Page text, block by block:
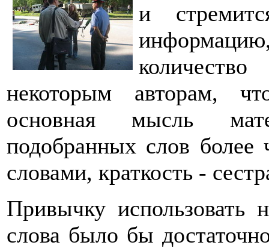
и
некоторым авторам,
основная мысль
подобранных слов
словами, краткость -
Привычку использовать
слова было бы